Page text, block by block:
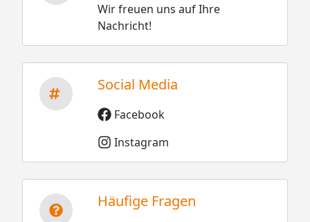
Wir freuen uns auf Ihre
Nachricht!
Social Media
Facebook
Instagram
Häufige Fragen